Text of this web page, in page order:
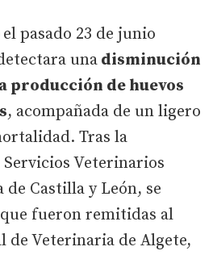
pasado 23 de junio
una disminución
producción de huevos
, acompañada de un ligero
Tras la
Veterinarios
de Castilla y León, se
fueron remitidas al
de Veterinaria de Algete,